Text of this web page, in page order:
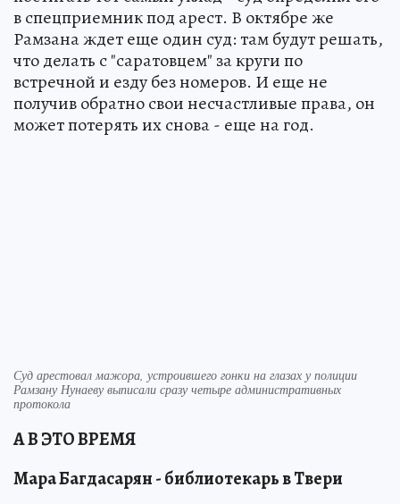
в спецприемник под арест. В октябре же
Рамзана ждет еще один суд: там будут решать,
что делать с "саратовцем" за круги по
встречной и езду без номеров. И еще не
получив обратно свои несчастливые права, он
может потерять их снова - еще на год.
Суд арестовал мажора, устроившего гонки на глазах у полиции
Рамзану Нунаеву выписали сразу четыре административных
протокола
А В ЭТО ВРЕМЯ
Мара Багдасарян - библиотекарь в Твери